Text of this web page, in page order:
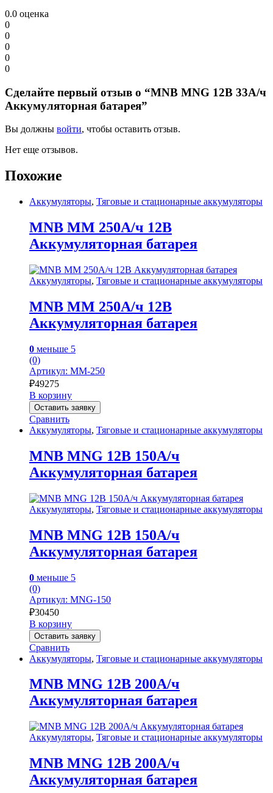
0.0 оценка
0
0
0
0
0
Сделайте первый отзыв о “MNB MNG 12В 33А/ч
Аккумуляторная батарея”
Вы должны войти, чтобы оставить отзыв.
Нет еще отзывов.
Похожие
Аккумуляторы, Тяговые и стационарные аккумуляторы
MNB MM 250А/ч 12В
Аккумуляторная батарея
Аккумуляторы, Тяговые и стационарные аккумуляторы
MNB MM 250А/ч 12В
Аккумуляторная батарея
0 меньше 5
(0)
Артикул: MM-250
₽49275
В корзину
Оставить заявку
Сравнить
Аккумуляторы, Тяговые и стационарные аккумуляторы
MNB MNG 12В 150А/ч
Аккумуляторная батарея
Аккумуляторы, Тяговые и стационарные аккумуляторы
MNB MNG 12В 150А/ч
Аккумуляторная батарея
0 меньше 5
(0)
Артикул: MNG-150
₽30450
В корзину
Оставить заявку
Сравнить
Аккумуляторы, Тяговые и стационарные аккумуляторы
MNB MNG 12В 200А/ч
Аккумуляторная батарея
Аккумуляторы, Тяговые и стационарные аккумуляторы
MNB MNG 12В 200А/ч
Аккумуляторная батарея